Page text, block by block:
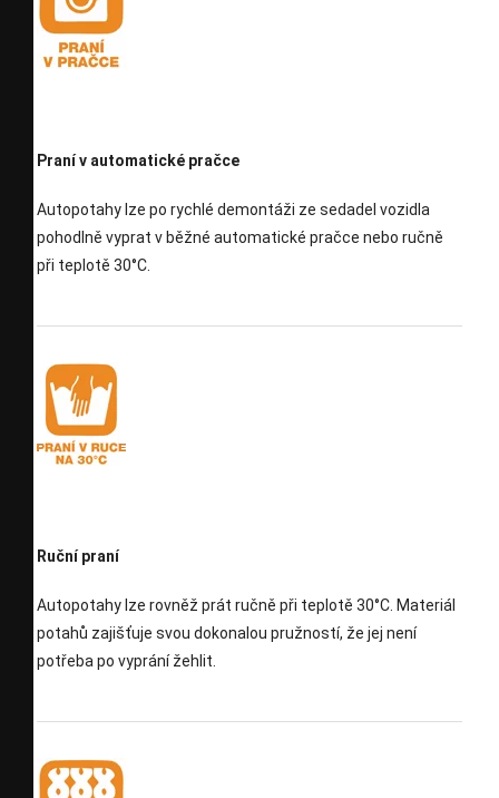
Praní v automatické pračce
Autopotahy lze po rychlé demontáži ze sedadel vozidla
pohodlně vyprat v běžné automatické pračce nebo ručně
při teplotě 30°C.
Ruční praní
Autopotahy lze rovněž prát ručně při teplotě 30°C. Materiál
potahů zajišťuje svou dokonalou pružností, že jej není
potřeba po vyprání žehlit.